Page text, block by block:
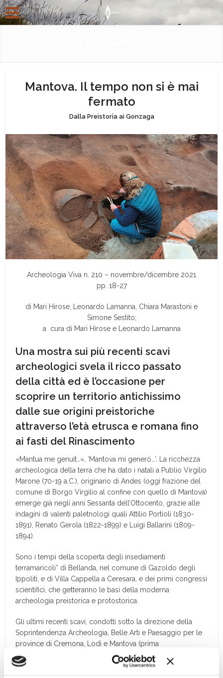
Mantova. Il tempo non si è mai
fermato
Dalla Preistoria ai Gonzaga
Archeologia Viva n. 210 – novembre/dicembre 2021
pp. 18-27
di Mari Hirose, Leonardo Lamanna, Chiara Marastoni e
Simone Sestito;
a cura di Mari Hirosee Leonardo Lamanna
Una mostra sui più recenti scavi
archeologici svela il ricco passato
della città ed è l’occasione per
scoprire un territorio antichissimo
dalle sue origini preistoriche
attraverso l’età etrusca e romana fino
ai fasti del Rinascimento
«Mantua me genuit…», ‘Mantova mi generò…’. La ricchezza
archeologica della terra che ha dato i natali a Publio Virgilio
Marone (70-19 a.C.), originario di Andes (oggi frazione del
comune di Borgo Virgilio al confine con quello di Mantova)
emerge già negli anni Sessanta dell’Ottocento, grazie alle
indagini di valenti paletnologi quali Attilio Portioli (1830-
1891), Renato Gerola (1822-1899) e Luigi Ballarini (1809-
1894).
Sono i tempi della scoperta degli insediamenti
terramaricoli* di Bellanda, nel comune di Gazoldo degli
Ippoliti, e di Villa Cappella a Ceresara, e dei primi congressi
scientifici, che getteranno le basi della moderna
archeologia preistorica e protostorica.
Gli ultimi recenti scavi, condotti sotto la direzione della
Soprintendenza Archeologia, Belle Arti e Paesaggio per le
province di Cremona, Lodi e Mantova (prima
Soprintendenza Archeologia della Lombardia), hanno
notevolmente accresciuto le conoscenze di un panorama